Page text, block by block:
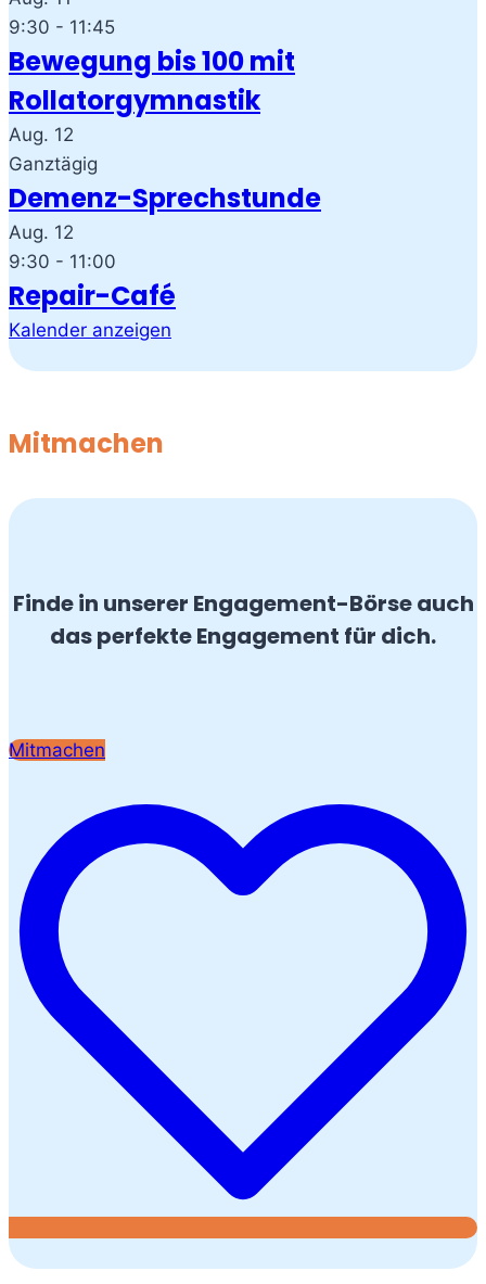
9:30 - 11:45
Bewegung bis 100 mit
Rollatorgymnastik
Aug. 12
Ganztägig
Demenz-Sprechstunde
Aug. 12
9:30 - 11:00
Repair-Café
Kalender anzeigen
Mitmachen
Finde in unserer Engagement-Börse auch
das perfekte Engagement für dich.
Mitmachen